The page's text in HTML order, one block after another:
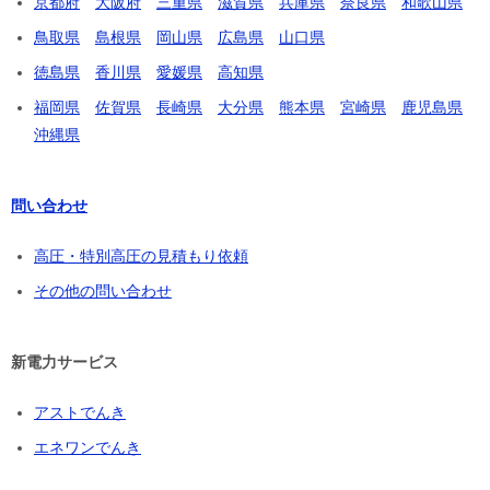
鳥取県
島根県 岡山県 広島県
山口県
徳島県
香川県 愛媛県
高知県
福岡県
佐賀県 長崎県 大分県 熊本県 宮崎県
鹿児島県
沖縄県
問い合わせ
高圧・特別高圧の見積もり依頼
その他の問い合わせ
新電力サービス
アストでんき
エネワンでんき